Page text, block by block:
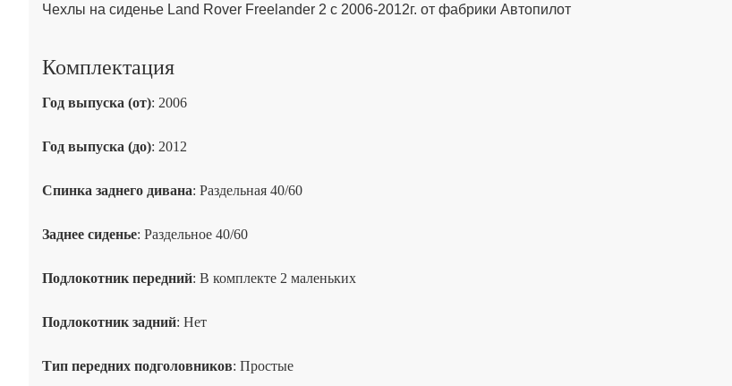
Чехлы на сиденье Land Rover Freelander 2 с 2006-2012г. от фабрики Автопилот
Комплектация
Год выпуска (от): 2006
Год выпуска (до): 2012
Спинка заднего дивана: Раздельная 40/60
Заднее сиденье: Раздельное 40/60
Подлокотник передний: В комплекте 2 маленьких
Подлокотник задний: Нет
Тип передних подголовников: Простые